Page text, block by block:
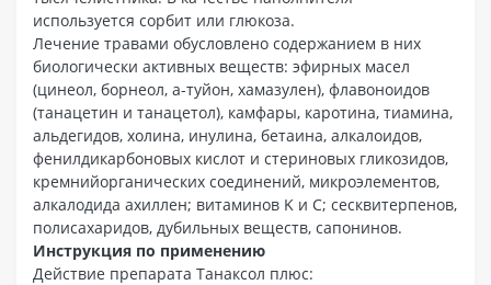
используется сорбит или глюкоза.
Лечение травами обусловлено содержанием в них
биологически активных веществ: эфирных масел
(цинеол, борнеол, а-туйон, хамазулен), флавоноидов
(танацетин и танацетол), камфары, каротина, тиамина,
альдегидов, холина, инулина, бетаина, алкалоидов,
фенилдикарбоновых кислот и стериновых гликозидов,
кремнийорганических соединений, микроэлементов,
алкалодида ахиллен; витаминов K и C; сесквитерпенов,
полисахаридов, дубильных веществ, сапонинов.
Инструкция по применению
Действие препарата Танаксол плюс: